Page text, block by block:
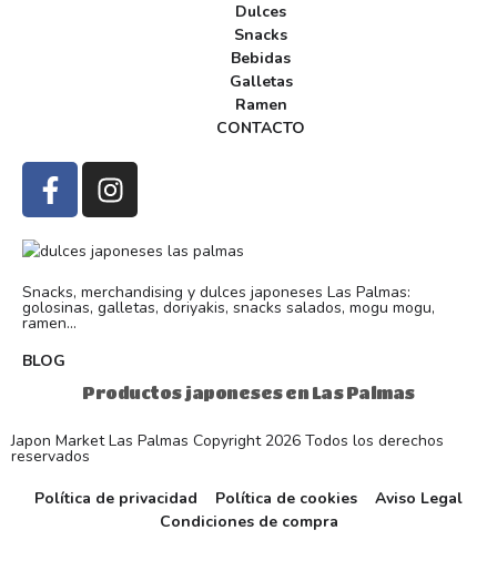
Snacks, merchandising y dulces japoneses Las Palmas:
golosinas, galletas, doriyakis, snacks salados, mogu mogu,
ramen...
BLOG
Productos japoneses en Las Palmas
Dulces
Snacks
Bebidas
Galletas
Ramen
CONTACTO
Japon Market Las Palmas Copyright 2026 Todos los derechos
reservados
Política de privacidad
Política de cookies
Aviso Legal
Condiciones de compra